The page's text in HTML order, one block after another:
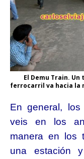
El Demu Train. Un
ferrocarril va hacia la
En general, los
veis en los
manera en los
una estación